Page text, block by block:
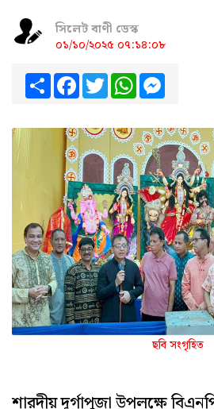
সিলেট বাণী ডেস্ক
০১/১০/২০২৫ ০৭:১৪:০৮
ShareFacebook
TwitterWhatsApp
ছবি সংগৃহিত
শারদীয় দূর্গাপুজা উপলক্ষে